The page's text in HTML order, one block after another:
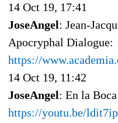
14 Oct 19, 17:41
JoseAngel: Jean-
Apocryphal Dialogue:
https://
14 Oct 19, 11:42
JoseAngel: En la
https://youtu.be/